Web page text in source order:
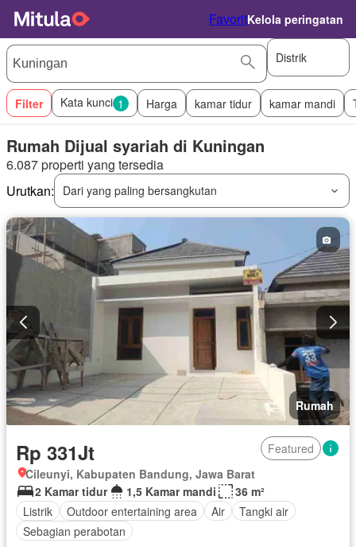
FavoritKelola peringatan
Distrik
Filter Kata kunci 1 Harga kamar tidur kamar mandi
Rumah Dijual syariah di Kuningan
6.087 properti yang tersedia
Urutkan:
Dari yang paling bersangkutan
Rumah
Rp 331Jt
Featured
Cileunyi, Kabupaten Bandung, Jawa Barat
2 Kamar tidur
1,5 Kamar mandi
36 m²
Listrik
Outdoor entertaining area Air
Tangki air
Sebagian perabotan